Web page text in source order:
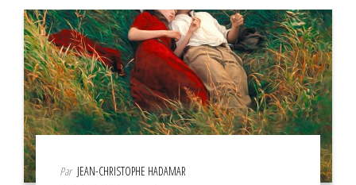
Par JEAN-CHRISTOPHE HADAMAR